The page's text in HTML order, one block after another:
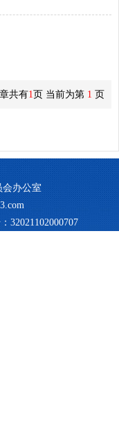
共有1页 当前为第 1 页
办公室
32021102000707